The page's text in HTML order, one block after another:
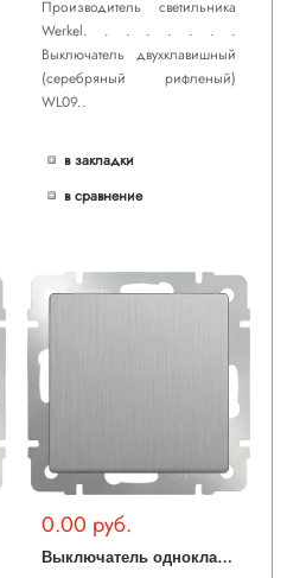
Производитель светильника
Werkel. . . . . . . .
Выключатель двухклавишный
(cеребряный рифленый)
WL09..
в закладки
в сравнение
0.00 руб.
В
ыключатель одноклавишный проходной (cеребряный рифленый) WL09-SW-1G-2W